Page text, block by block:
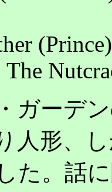
ガーデ
人形、
た。話